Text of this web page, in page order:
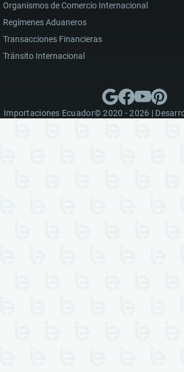
Organismos de Comercio Internacional
Regímenes Aduaneros
Transacciones Financieras
Tránsito Internacional
Importaciones Ecuador© 2020 - 2026 |